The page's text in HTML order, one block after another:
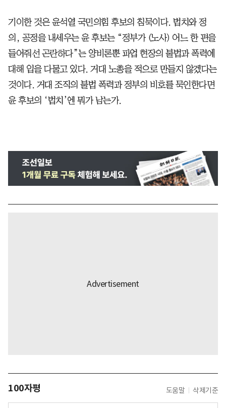
기이한 것은 윤석열 국민의힘 후보의 침묵이다. 법치와 정
의, 공정을 내세우는 윤 후보는 “정부가 (노사) 어느 한 편을
들어줘선 곤란하다”는 양비론뿐 파업 현장의 불법과 폭력에
대해 입을 다물고 있다. 거대 노총을 적으로 만들지 않겠다는
것이다. 거대 조직의 불법 폭력과 정부의 비호를 묵인한다면
윤 후보의 ‘법치’엔 뭐가 남는가.
100자평 도움말 삭제기준